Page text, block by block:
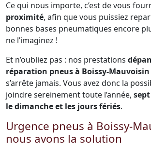
Ce qui nous importe, c’est de vous
proximité, afin que vous puissiez
bonnes bases pneumatiques encore
ne l’imaginez !
Et n’oubliez pas : nos prestations
réparation pneus à Boissy-Mauvoisin
s’arrête jamais. Vous avez donc la
joindre sereinement toute l’année,
le dimanche et les jours fériés.
Urgence pneus à Boissy-
nous avons la solution